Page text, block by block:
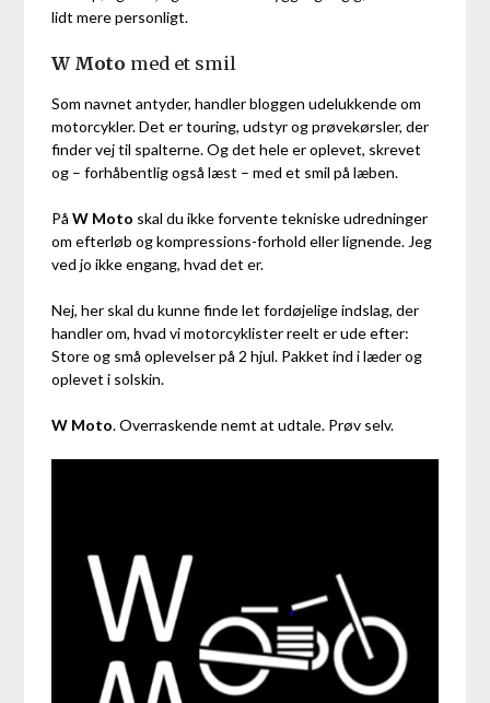
lidt mere personligt.
W Moto med et smil
Som navnet antyder, handler bloggen udelukkende om
motorcykler. Det er touring, udstyr og prøvekørsler, der
finder vej til spalterne. Og det hele er oplevet, skrevet
og – forhåbentlig også læst – med et smil på læben.
PåW Moto skal du ikke forvente tekniske udredninger
om efterløb og kompressions-forhold eller lignende. Jeg
ved jo ikke engang, hvad det er.
Nej, her skal du kunne finde let fordøjelige indslag, der
handler om, hvad vi motorcyklister reelt er ude efter:
Store og små oplevelser på 2 hjul. Pakket ind i læder og
oplevet i solskin.
W Moto. Overraskende nemt at udtale. Prøv selv.